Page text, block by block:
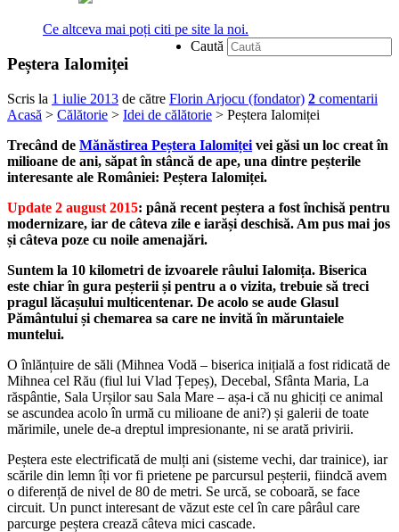
Ce altceva mai poți citi pe site la noi.
Caută
Peștera Ialomiței
Scris la 1 iulie 2013 de către Florin Arjocu (fondator) 2 comentarii
Acasă > Călătorie > Idei de călătorie > Peștera Ialomiței
Trecând de Mănăstirea Peștera Ialomiței vei găsi un loc creat în
milioane de ani, săpat în stâncă de ape, una dintre peșterile
interesante ale României: Peștera Ialomiței.
Update 2 august 2015: până recent peștera a fost închisă pentru
modernizare, iar de câteva zile e iarăși deschisă. Am pus mai jos
și câteva poze cu noile amenajări.
Suntem la 10 kilometri de izvoarele râului Ialomița. Biserica
este chiar în gura peșterii și pentru a o vizita, trebuie să treci
pragul lăcașului multicentenar. De acolo se aude Glasul
Pământului și chemarea sa care ne invită în măruntaiele
muntelui.
O înlănțuire de săli (Mihnea Vodă – biserica inițială a fost ridicată de
Mihnea cel Rău (fiul lui Vlad Țepeș), Decebal, Sfânta Maria, La
răspântie, Sala Urșilor sau Sala Mare – așa-i că nu ghiciți ce animal
se ascundea acolo în urmă cu milioane de ani?) și galerii de toate
mărimile, unele de-a dreptul impresionante, ni se arată privirii.
Peștera este electrificată de mulți ani (sisteme vechi, dar trainice), iar
scările din lemn îți vor fi prietene pe parcursul peșterii, fiindcă avem
o diferență de nivel de 80 de metri. Se urcă, se coboară, se face
circuit. Un punct interesant de văzut este cel în care pârâul care
parcurge peștera crează câteva mici cascade.